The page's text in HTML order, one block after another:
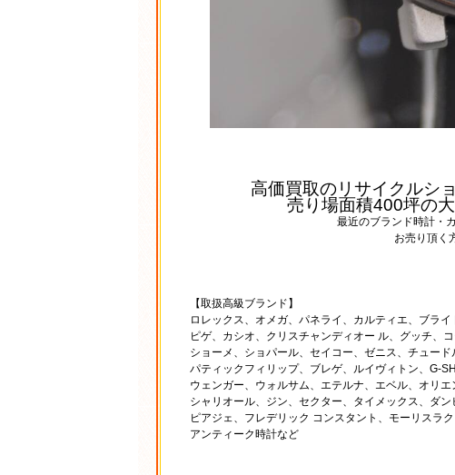
高価買取のリサイクルシ
売り場面積400坪の
最近のブランド時計・
お売り頂く
【取扱高級ブランド】
ロレックス、オメガ、パネライ、カルティエ、ブラ
ピゲ、カシオ、クリスチャンディオー ル、グッチ、
ショーメ、ショパール、セイコー、ゼニス、チュー
パティックフィリップ、ブレゲ、ルイヴィトン、G-
ウェンガー、ウォルサム、エテルナ、エベル、オリ
シャリオール、ジン、セクター、タイメックス、ダ
ピアジェ、フレデリック コンスタント、モーリスラ
アンティーク時計など